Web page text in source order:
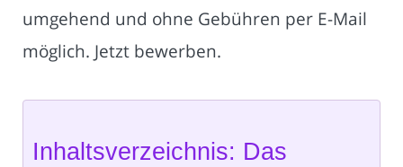
umgehend und ohne Gebühren per E-Mail
möglich. Jetzt bewerben.
Inhaltsverzeichnis: Das